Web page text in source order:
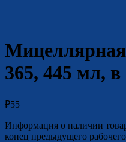
365, 445 мл, в
₽55
Информация о наличии
конец предыдущего